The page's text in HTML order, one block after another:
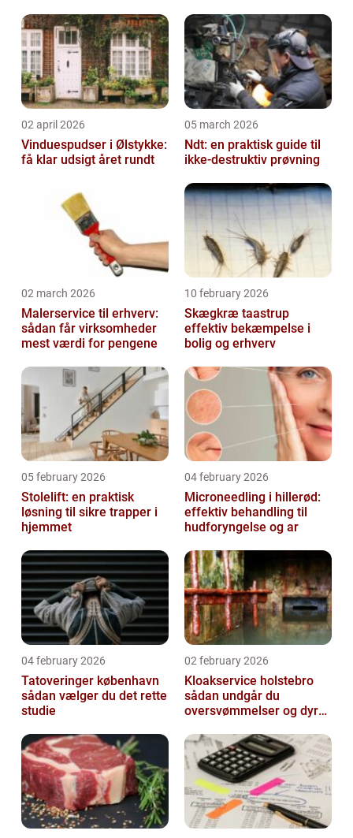
02 april 2026
Vinduespudser i Ølstykke:
få klar udsigt året rundt
05 march 2026
Ndt: en praktisk guide til
ikke-destruktiv prøvning
02 march 2026
Malerservice til erhverv:
sådan får virksomheder
mest værdi for pengene
10 february 2026
Skægkræ taastrup
effektiv bekæmpelse i
bolig og erhverv
05 february 2026
Stolelift: en praktisk
løsning til sikre trapper i
hjemmet
04 february 2026
Microneedling i hillerød:
effektiv behandling til
hudforyngelse og ar
04 february 2026
Tatoveringer københavn
sådan vælger du det rette
studie
02 february 2026
Kloakservice holstebro
sådan undgår du
oversvømmelser og dyre